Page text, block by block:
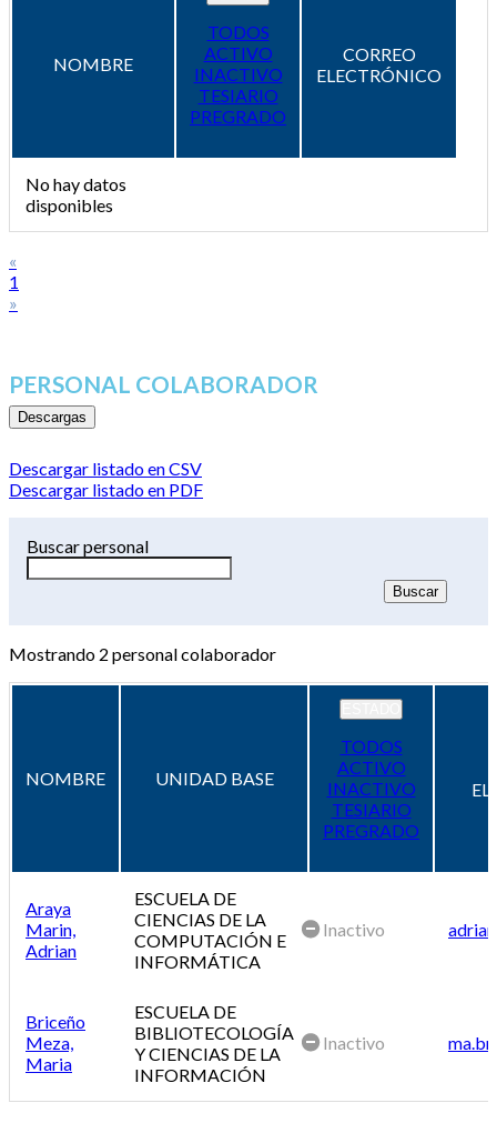
NOMBRE
TODOS
ACTIVO
INACTIVO
TESIARIO
PREGRADO
CORREO
ELECTRÓNICO
No hay datos
disponibles
«
1
»
PERSONAL COLABORADOR
Descargas
Descargar listado en CSV
Descargar listado en PDF
Buscar personal
Mostrando 2 personal colaborador
NOMBRE UNIDAD BASE
TODOS
ACTIVO
INACTIVO
TESIARIO
PREGRADO
Araya
Marin,
Adrian
ESCUELA DE
CIENCIAS DE LA
COMPUTACIÓN E
INFORMÁTICA
Inactivo
Briceño
Meza,
Maria
ESCUELA DE
BIBLIOTECOLOGÍA
Y CIENCIAS DE LA
INFORMACIÓN
Inactivo